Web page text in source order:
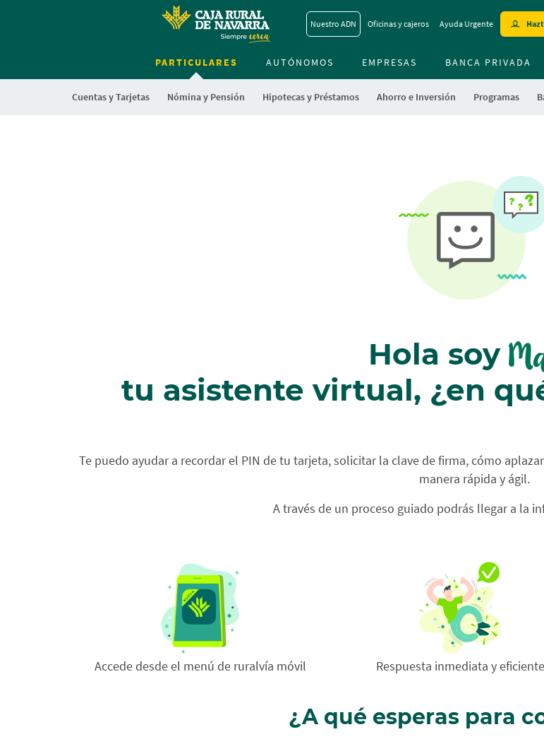
to
contentt
Nuestro ADN Oficinas y cajeros Ayuda Urgente
PARTICULARES
Cuentas y Tarjetas Nómina y Pensión Hipotecas y Préstamos Ahorro e Inversión Programas
AUTÓNOMOS EMPRESAS BANCA PRIVADA
Hola soy
tu asistente virtual, ¿en
Te puedo ayudar a recordar el PIN de tu tarjeta, solicitar la clave de firma, cómo
manera rápida y ágil.
A través de un proceso guiado podrás llegar a la
Accede desde el menú de ruralvía móvil Respuesta inmediata y eficiente
¿A qué esperas para